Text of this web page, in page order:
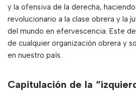
y la ofensiva de la derecha,
revolucionario a la clase obrera y la
del mundo en efervescencia. Este
de cualquier organización obrera y
en nuestro país.
Capitulación de la